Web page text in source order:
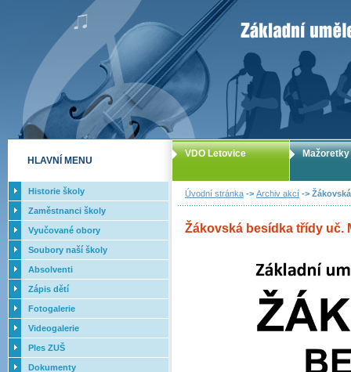
ZUŠ Letovice
Úvodní stránka -> Archiv akcí ->
Žákovská besídka třídy uč.
VDO Letovice Mažoretky
HLAVNÍ MENU
Historie školy
Zaměstnanci školy
Vyučované obory
Soubory naší školy
Absolventi
Zápis dětí
Fotogalerie
Videogalerie
Ples ZUŠ
Dokumenty